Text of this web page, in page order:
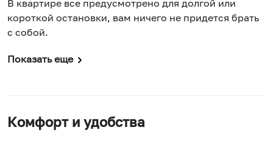
В квартире все предусмотрено для долгой или
короткой остановки, вам ничего не придется брать
с собой.
Показать еще
Комфорт и удобства